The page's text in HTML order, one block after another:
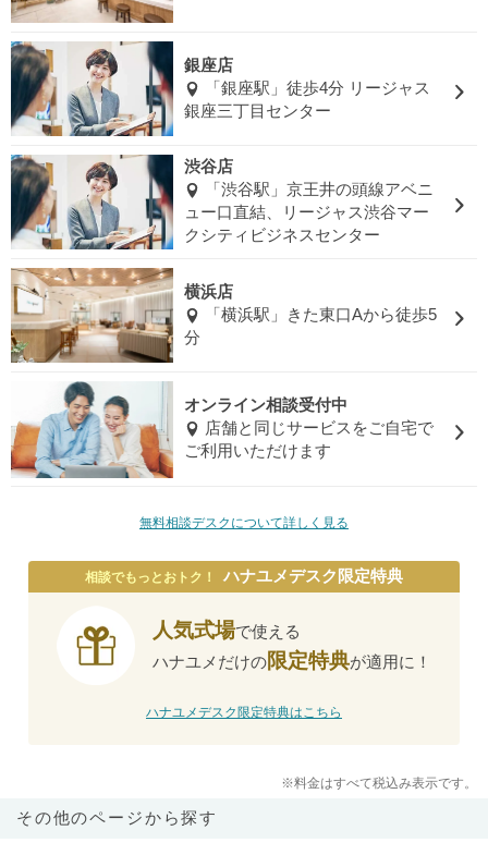
銀座店
「銀座駅」徒歩4分 リージャス
銀座三丁目センター
渋谷店
「渋谷駅」京王井の頭線アベニ
ュー口直結、リージャス渋谷マー
クシティビジネスセンター
横浜店
「横浜駅」きた東口Aから徒歩5
分
オンライン相談受付中
店舗と同じサービスをご自宅で
ご利用いただけます
無料相談デスクについて詳しく見る
相談でもっとおトク！ ハナユメデスク限定特典
人気式場で使える
ハナユメだけの限定特典が適用に！
ハナユメデスク限定特典はこちら
※料金はすべて税込み表示です。
その他のページから探す